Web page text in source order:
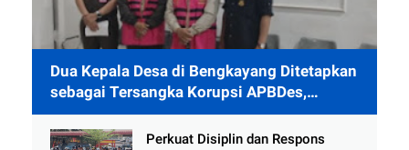
Dua Kepala Desa di Bengkayang Ditetapkan
sebagai Tersangka Korupsi APBDes,
Ditahan 40 Hari di Rutan
Perkuat Disiplin dan Respons